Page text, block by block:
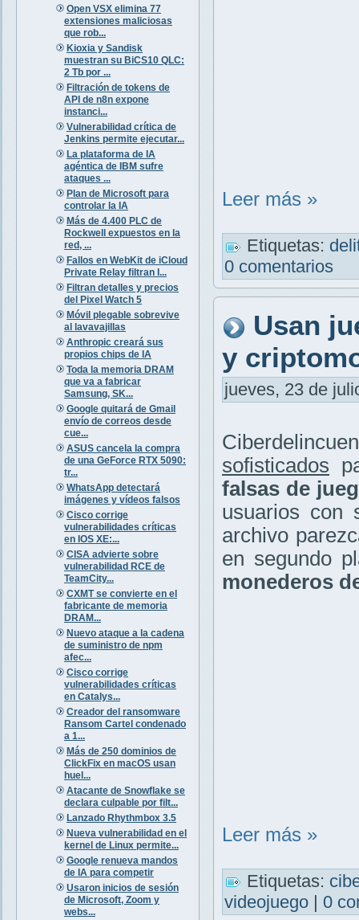
Open VSX elimina 77
extensiones maliciosas
que rob...
Kioxia y Sandisk
muestran su BiCS10 QLC:
2 Tb por ...
Filtración de tokens de
API de n8n expone
instanci...
Vulnerabilidad crítica de
Jenkins permite ejecutar...
La plataforma de IA
agéntica de IBM sufre
ataques ...
Plan de Microsoft para
controlar la IA
Más de 4.400 PLC de
Rockwell expuestos en la
red, ...
Fallos en WebKit de iCloud
Private Relay filtran I...
Filtran detalles y precios
del Pixel Watch 5
Móvil plegable sobrevive
al lavavajillas
Anthropic creará sus
propios chips de IA
Toda la memoria DRAM
que va a fabricar
Samsung, SK...
Google quitará de Gmail
envío de correos desde
cue...
ASUS cancela la compra
de una GeForce RTX 5090:
tr...
WhatsApp detectará
imágenes y vídeos falsos
Cisco corrige
vulnerabilidades críticas
en IOS XE:...
CISA advierte sobre
vulnerabilidad RCE de
TeamCity...
CXMT se convierte en el
fabricante de memoria
DRAM...
Nuevo ataque a la cadena
de suministro de npm
afec...
Cisco corrige
vulnerabilidades críticas
en Catalys...
Creador del ransomware
Ransom Cartel condenado
a 1...
Más de 250 dominios de
ClickFix en macOS usan
huel...
Atacante de Snowflake se
declara culpable por filt...
Lanzado Rhythmbox 3.5
Nueva vulnerabilidad en el
kernel de Linux permite...
Google renueva mandos
de IA para competir
Usaron inicios de sesión
de Microsoft, Zoom y
webs...
Leer más »
Etiquetas:
0 comentarios
Usan
y
jueves, 23 de
sofisticados
falsas de
usuarios con
archivo
en segundo
monederos
Leer más »
Etiquetas:
videojuego
0